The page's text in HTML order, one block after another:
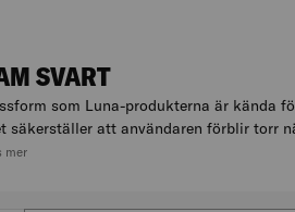
SVART
som Luna-produkterna är kända
säkerställer att användaren förblir torr
mer